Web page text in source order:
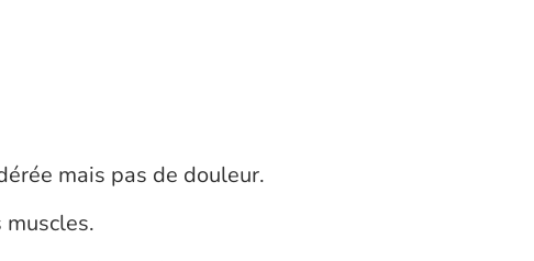
mais pas de douleur.